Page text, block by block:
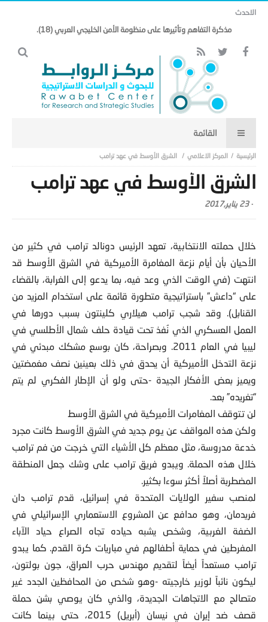
الاحدث
مذكرة التفاهم وتأثيرها على منظومة الأمن الخليجي العربي (18).
المركز الاعلامي الشرق الأوسط في عهد ترامب
الشرق الأوسط في عهد ترامب
-23 يناير,2017
خلال حملته الانتخابية، تعهد الرئيس دونالد ترامب في كثير من
الأحيان بأن أيام نزعة المغامرة الأميركية في الشرق الأوسط قد
انتهت (في الوقت الذي وعد فيه، بما يدعو إلى الغرابة، بالقضاء
على “داعش” باستراتيجية متطورة قائمة على استخدام المزيد من
القنابل). وقد شجب ترامب هيلاري كلينتون بسبب دورها في
العمل العسكري الذي نُفذ تحت قيادة حلف شمال الأطلسي في
ليبيا في العام 2011. وبصراحة، كان بوسع مشكك مبدئي في
نزعة التدخل الأميركية أن يحدق في ذلك بعينين نصف مغمضتين
ويميز بعض الأفكار الجيدة -حتى ولو أن الإطار الفكري لم يتم
“تغريده” بعد.
لن تتوقف المغامرات الأميركية في الشرق الأوسط
ولكن هذه المواقف عن يوم جديد في الشرق الأوسط كانت مجرد
خدعة مدروسة، مثل معظم كل الأشياء التي خرجت من فم ترامب
خلال هذه الحملة. ويبدو فريق ترامب على وشك جعل المنطقة
المضطربة أصلاً أكثر سوءا بكثير.
لمنصب سفير الولايات المتحدة في إسرائيل، قدم ترامب دان
فريدمان، وهو مدافع عن المشروع الاستعماري الإسرائيلي في
الضفة الغربية، وشخص يشبه حياده تجاه الصراع حياد الآباء
المفرطين في حماية أطفالهم في مباريات كرة القدم. كما يبدو
ترامب مستعداً أيضاً لتقديم مهندس حرب العراق، جون بولتون،
ليكون نائباً لوزير خارجيته -وهو شخص من المحافظين الجدد غير
متصالح مع الاتجاهات الجديدة، والذي كان يوصي بشن حملة
قصف ضد إيران في نيسان (أبريل) 2015، حتى بينما كانت